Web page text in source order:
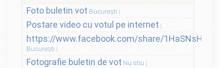
Foto buletin vot București
Postare video cu votul pe internet
https://www.facebook.com/share/
București
Fotografie buletin de vot Nu stiu